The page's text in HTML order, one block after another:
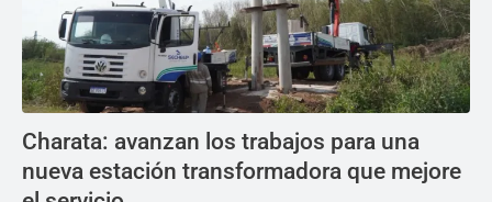
Charata: avanzan los trabajos para una
nueva estación transformadora que mejore